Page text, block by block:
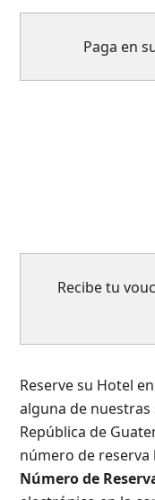
Paga en
Recibe tu
Reserve su Hotel
alguna de
República de
número de reserva
Número de